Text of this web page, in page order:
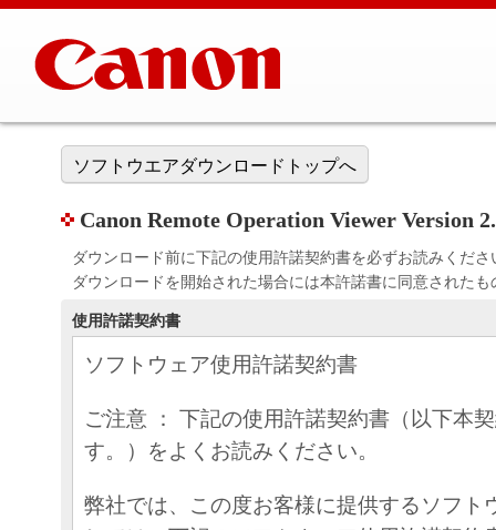
ソフトウエアダウンロードトップへ
Canon Remote Operation Viewer Version
ダウンロード前に下記の使用許諾契約書を必ずお読みくださ
ダウンロードを開始された場合には本許諾書に同意された
使用許諾契約書
ソフトウェア使用許諾契約書
ご注意 ： 下記の使用許諾契約書（以下本
す。）をよくお読みください。
弊社では、この度お客様に提供するソフト